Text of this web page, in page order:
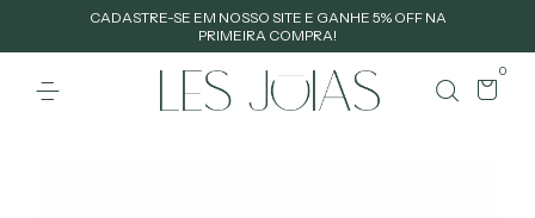
CADASTRE-SE EM NOSSO SITE E GANHE 5% OFF NA
PRIMEIRA COMPRA!
0